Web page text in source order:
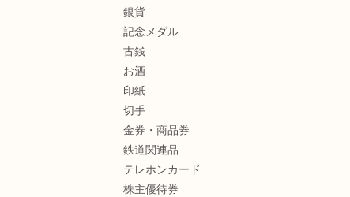
銀貨
記念メダル
古銭
お酒
印紙
切手
金券・商品券
鉄道関連品
テレホンカード
株主優待券